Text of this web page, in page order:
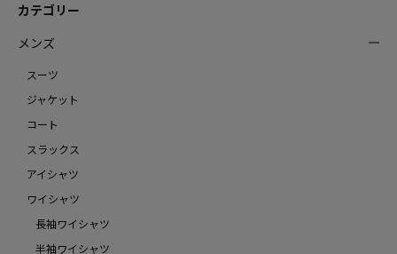
カテゴリー
メンズ
スーツ
ジャケット
コート
スラックス
アイシャツ
ワイシャツ
長袖ワイシャツ
半袖ワイシャツ